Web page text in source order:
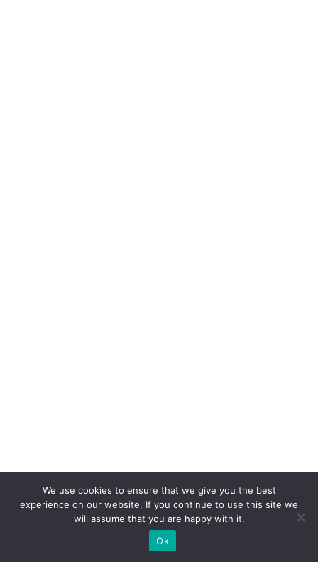
We use cookies to ensure that we give you the best
experience on our website. If you continue to use this site we
will assume that you are happy with it.
Ok